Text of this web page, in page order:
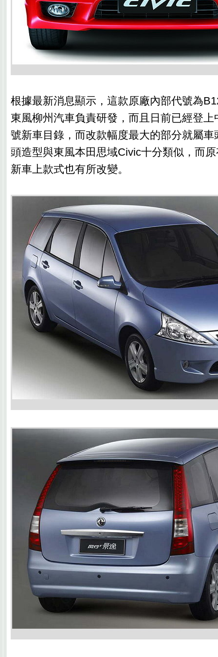
根據最新消息顯示，這款原廠內部代號為
東風柳州汽車負責研發，而且日前已經登上
號新車目錄，而改款幅度最大的部分就屬
頭造型與東風本田思域Civic十分類似，而
新車上款式也有所改變。